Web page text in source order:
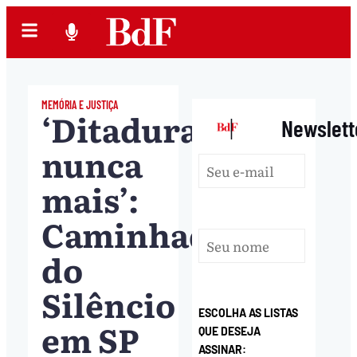
MEMÓRIA E JUSTIÇA
‘Ditadura
nunca
mais’:
Caminhada
do
Silêncio
em SP
|
ESCOLHA AS LISTAS
QUE DESEJA
ASSINAR: